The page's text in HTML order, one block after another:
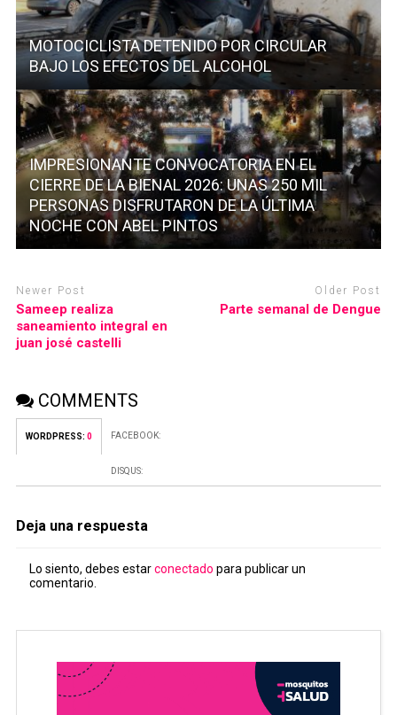
MOTOCICLISTA DETENIDO POR CIRCULAR
BAJO LOS EFECTOS DEL ALCOHOL
IMPRESIONANTE CONVOCATORIA EN EL
CIERRE DE LA BIENAL 2026: UNAS 250 MIL
PERSONAS DISFRUTARON DE LA ÚLTIMA
NOCHE CON ABEL PINTOS
Newer Post
Sameep realiza
saneamiento integral en
juan josé castelli
Older Post
Parte semanal de Dengue
COMMENTS
WORDPRESS: 0 FACEBOOK:
DISQUS:
Deja una respuesta
Lo siento, debes estarconectado para publicar un
comentario.